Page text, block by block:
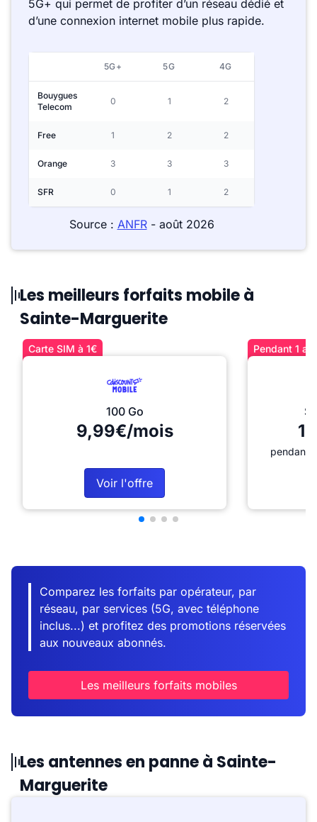
5G+ qui permet de profiter d’un réseau dédié et
d’une connexion internet mobile plus rapide.
5G+ 5G 4G
Bouygues
Telecom
0 1 2
Free 1 2 2
Orange 3 3 3
SFR 0 1 2
Source : ANFR- août 2026
Les meilleurs forfaits mobile à
Sainte-Marguerite
Carte SIM à 1€
100 Go
9,99€/mois
Voir l'offre
Pendant 1
pendant
Comparez les forfaits par opérateur, par
réseau, par services (5G, avec téléphone
inclus...) et profitez des promotions réservées
aux nouveaux abonnés.
Les meilleurs forfaits mobiles
Les antennes en panne à Sainte-
Marguerite